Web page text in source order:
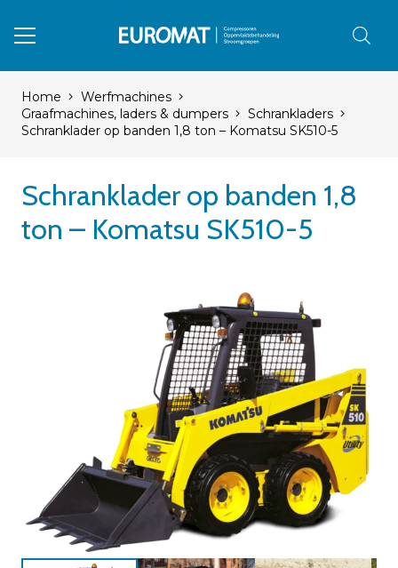
Home
Werfmachines
Graafmachines, laders & dumpers
Schrankladers
Schranklader op banden 1,8 ton – Komatsu SK510-5
Schranklader op banden 1,8
ton – Komatsu SK510-5